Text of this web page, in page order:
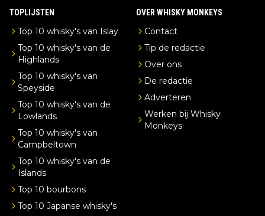
TOPLIJSTEN
Top 10 whisky's van Islay
Top 10 whisky's van de
Highlands
Top 10 whisky's van
Speyside
Top 10 whisky's van de
Lowlands
Top 10 whisky's van
Campbeltown
Top 10 whisky's van de
Islands
Top 10 bourbons
Top 10 Japanse whisky's
OVER WHISKY MONKEYS
Contact
Tip de redactie
Over ons
De redactie
Adverteren
Werken bij Whisky
Monkeys